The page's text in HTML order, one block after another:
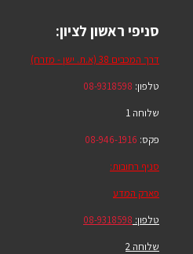
סניפי ראשון לציון:
דרך המכבים 38 (א.ת. ישן - מזרח)
טלפון: 08-9318598
שלוחה 1
פקס: 08-946-1916
סניף רחובות:
פארק המדע
טלפון: 08-9318598
שלוחה 2